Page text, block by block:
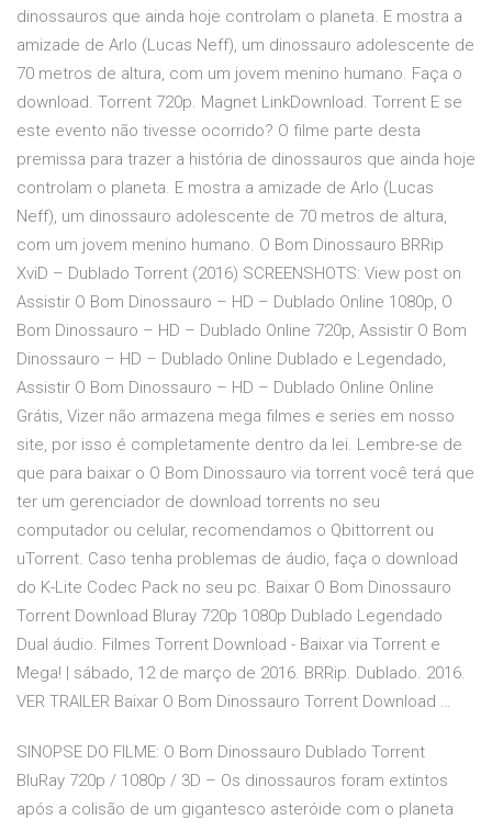
dinossauros que ainda hoje controlam o planeta. E mostra a
amizade de Arlo (Lucas Neff), um dinossauro adolescente de
70 metros de altura, com um jovem menino humano. Faça o
download. Torrent 720p. Magnet LinkDownload. Torrent E se
este evento não tivesse ocorrido? O filme parte desta
premissa para trazer a história de dinossauros que ainda hoje
controlam o planeta. E mostra a amizade de Arlo (Lucas
Neff), um dinossauro adolescente de 70 metros de altura,
com um jovem menino humano. O Bom Dinossauro BRRip
XviD – Dublado Torrent (2016) SCREENSHOTS: View post on
Assistir O Bom Dinossauro – HD – Dublado Online 1080p, O
Bom Dinossauro – HD – Dublado Online 720p, Assistir O Bom
Dinossauro – HD – Dublado Online Dublado e Legendado,
Assistir O Bom Dinossauro – HD – Dublado Online Online
Grátis, Vizer não armazena mega filmes e series em nosso
site, por isso é completamente dentro da lei. Lembre-se de
que para baixar o O Bom Dinossauro via torrent você terá que
ter um gerenciador de download torrents no seu
computador ou celular, recomendamos o Qbittorrent ou
uTorrent. Caso tenha problemas de áudio, faça o download
do K-Lite Codec Pack no seu pc. Baixar O Bom Dinossauro
Torrent Download Bluray 720p 1080p Dublado Legendado
Dual áudio. Filmes Torrent Download - Baixar via Torrent e
Mega! | sábado, 12 de março de 2016. BRRip. Dublado. 2016.
VER TRAILER Baixar O Bom Dinossauro Torrent Download …
SINOPSE DO FILME: O Bom Dinossauro Dublado Torrent
BluRay 720p / 1080p / 3D – Os dinossauros foram extintos
após a colisão de um gigantesco asteróide com o planeta